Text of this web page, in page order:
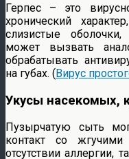
Герпес – это
хронический
слизистые
может вызвать
обрабатывать
на губах. (Вирус
Укусы насекомых,
Пузырчатую сыть
контакт со
отсутствии